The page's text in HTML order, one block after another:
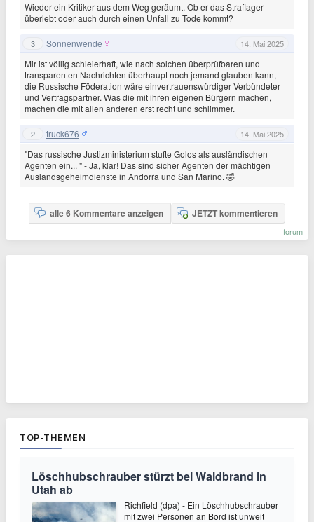
Wieder ein Kritiker aus dem Weg geräumt. Ob er das Straflager
überlebt oder auch durch einen Unfall zu Tode kommt?
3 Sonnenwende 14. Mai 2025
Mir ist völlig schleierhaft, wie nach solchen überprüfbaren und
transparenten Nachrichten überhaupt noch jemand glauben kann,
die Russische Föderation wäre einvertrauenswürdiger Verbündeter
und Vertragspartner. Was die mit ihren eigenen Bürgern machen,
machen die mit allen anderen erst recht und schlimmer.
2 truck676 14. Mai 2025
"Das russische Justizministerium stufte Golos als ausländischen
Agenten ein... " - Ja, klar! Das sind sicher Agenten der mächtigen
Auslandsgeheimdienste in Andorra und San Marino. 🤣
alle 6 Kommentare anzeigen JETZT kommentieren
forum
TOP-THEMEN
Löschhubschrauber stürzt bei Waldbrand in
Utah ab
Richfield (dpa) - Ein Löschhubschrauber
mit zwei Personen an Bord ist unweit